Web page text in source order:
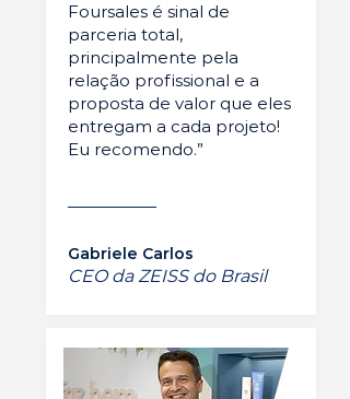
Foursales é sinal de
parceria total,
principalmente pela
relação profissional e a
proposta de valor que eles
entregam a cada projeto!
Eu recomendo.”
Gabriele Carlos
CEO da ZEISS do Brasil